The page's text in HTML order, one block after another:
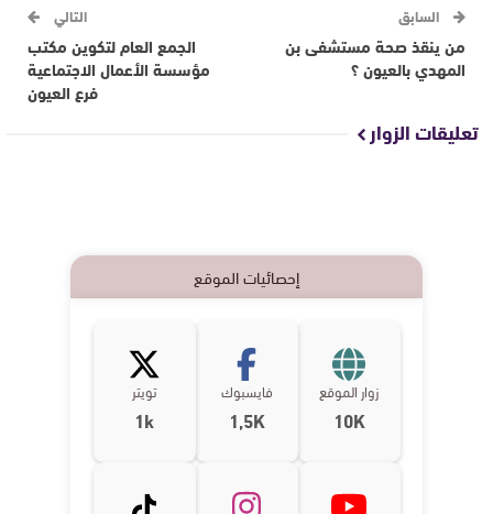
السابق
من ينقذ صحة مستشفى بن
المهدي بالعيون ؟
التالي
الجمع العام لتكوين مكتب
مؤسسة الأعمال الاجتماعية
فرع العيون
تعليقات الزوار
إحصائيات الموقع
زوار الموقع
10K
فايسبوك
1,5K
تويتر
1k